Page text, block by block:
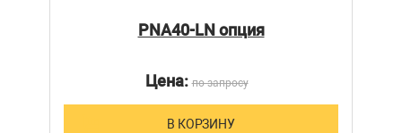
PNA40-LN опция
Цена:по запросу
В КОРЗИНУ